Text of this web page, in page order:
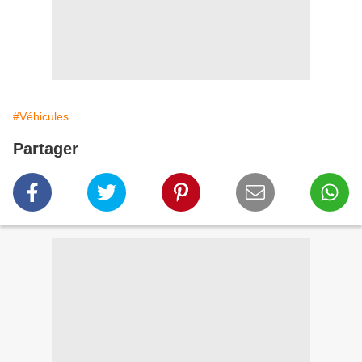
#Véhicules
Partager